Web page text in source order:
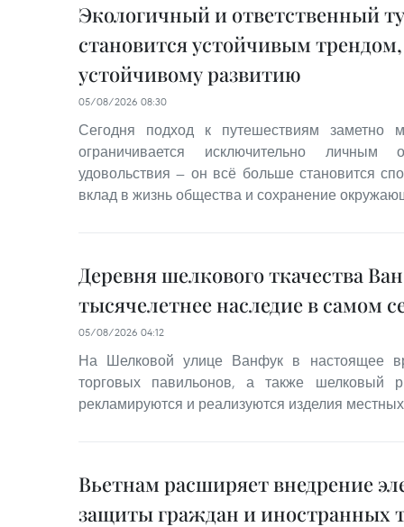
Экологичный и ответственный
становится устойчивым трендом,
устойчивому развитию
05/08/2026 08:30
Сегодня подход к путешествиям заметно
ограничивается исключительно
удовольствия — он всё больше становится
вклад в жизнь общества и сохранение
Деревня шелкового ткачества
тысячелетнее наследие в самом
05/08/2026 04:12
На Шелковой улице Ванфук в настоящее
торговых павильонов, а также шелковый
рекламируются и реализуются изделия
Вьетнам расширяет внедрение
защиты граждан и иностранных